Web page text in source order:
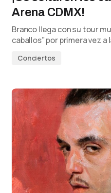
Arena CDMX!
Branco llega con su tour
caballos” por primera vez a
Conciertos